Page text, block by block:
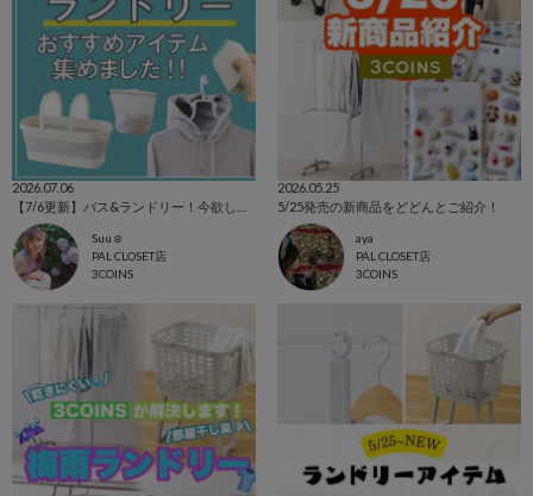
2026.07.06
Suu☺︎
PAL CLOSET店
3COINS
2026.05.25
5/25発売の新商品をどどんとご紹介！
aya
PAL CLOSET店
3COINS